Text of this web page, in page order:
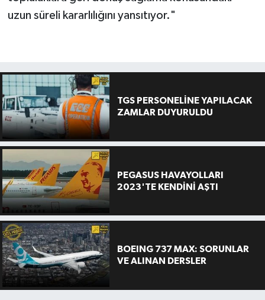
uzun süreli kararlılığını yansıtıyor."
TGS PERSONELİNE YAPILACAK
ZAMLAR DUYURULDU
PEGASUS HAVAYOLLARI
2023'TE KENDİNİ AŞTI
BOEING 737 MAX: SORUNLAR
VE ALINAN DERSLER